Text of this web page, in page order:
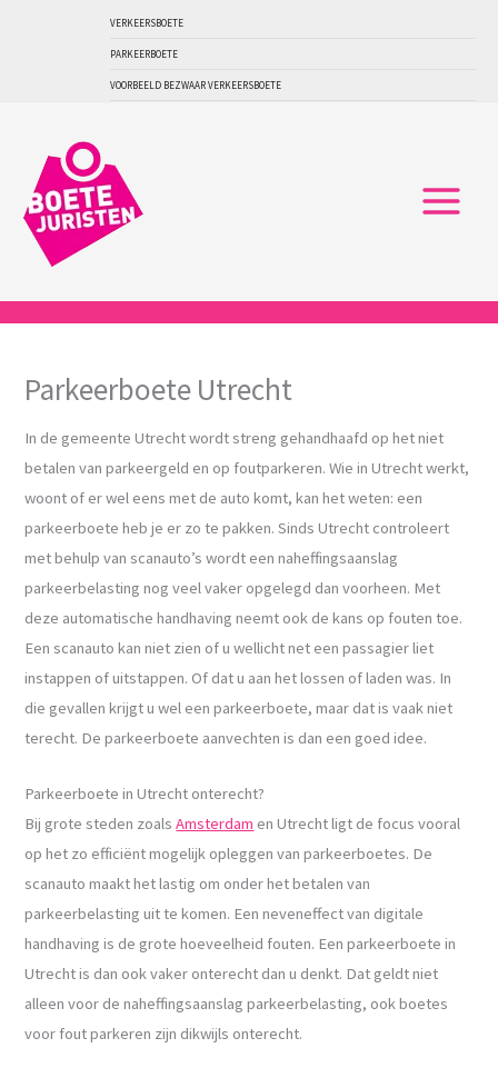
VERKEERSBOETE
PARKEERBOETE
VOORBEELD BEZWAAR VERKEERSBOETE
Parkeerboete Utrecht
In de gemeente Utrecht wordt streng gehandhaafd op het niet
betalen van parkeergeld en op foutparkeren. Wie in Utrecht werkt,
woont of er wel eens met de auto komt, kan het weten: een
parkeerboete heb je er zo te pakken. Sinds Utrecht controleert
met behulp van scanauto’s wordt een naheffingsaanslag
parkeerbelasting nog veel vaker opgelegd dan voorheen. Met
deze automatische handhaving neemt ook de kans op fouten toe.
Een scanauto kan niet zien of u wellicht net een passagier liet
instappen of uitstappen. Of dat u aan het lossen of laden was. In
die gevallen krijgt u wel een parkeerboete, maar dat is vaak niet
terecht. De parkeerboete aanvechten is dan een goed idee.
Parkeerboete in Utrecht onterecht?
Bij grote steden zoalsAmsterdam en Utrecht ligt de focus vooral
op het zo efficiënt mogelijk opleggen van parkeerboetes. De
scanauto maakt het lastig om onder het betalen van
parkeerbelasting uit te komen. Een neveneffect van digitale
handhaving is de grote hoeveelheid fouten. Een parkeerboete in
Utrecht is dan ook vaker onterecht dan u denkt. Dat geldt niet
alleen voor de naheffingsaanslag parkeerbelasting, ook boetes
voor fout parkeren zijn dikwijls onterecht.